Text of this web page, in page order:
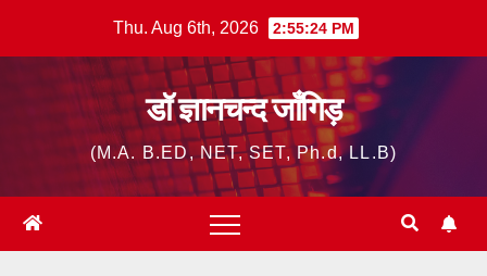
Thu. Aug 6th, 2026 2:55:25 PM
डॉ ज्ञानचन्द जाँगिड़
(M.A. B.ED, NET, SET, Ph.d, LL.B)